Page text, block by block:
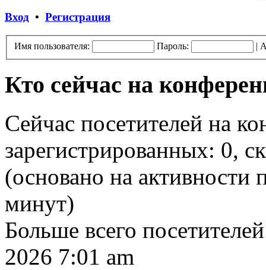
Вход • Регистрация
Имя пользователя: Пароль: |
Кто сейчас на
Сейчас посетителей на
зарегистрированных: 0,
(основано на активности
минут)
Больше всего
2026 7:01 am